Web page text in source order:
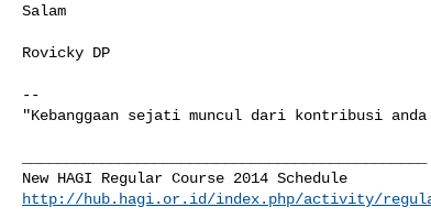
Salam
Rovicky DP
--
"Kebanggaan sejati muncul dari kontribusi
http://hub.hagi.or.id/index.php/activity/